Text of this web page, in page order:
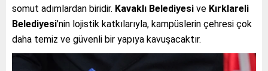
somut adımlardan biridir. Kavaklı Belediyesi ve Kırklareli
Belediyesi’nin lojistik katkılarıyla, kampüslerin çehresi çok
daha temiz ve güvenli bir yapıya kavuşacaktır.